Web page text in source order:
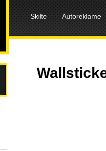
Skilte Autoreklame